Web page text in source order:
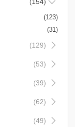
(154)
(123)
(31)
(129)
(53)
(39)
(62)
(49)